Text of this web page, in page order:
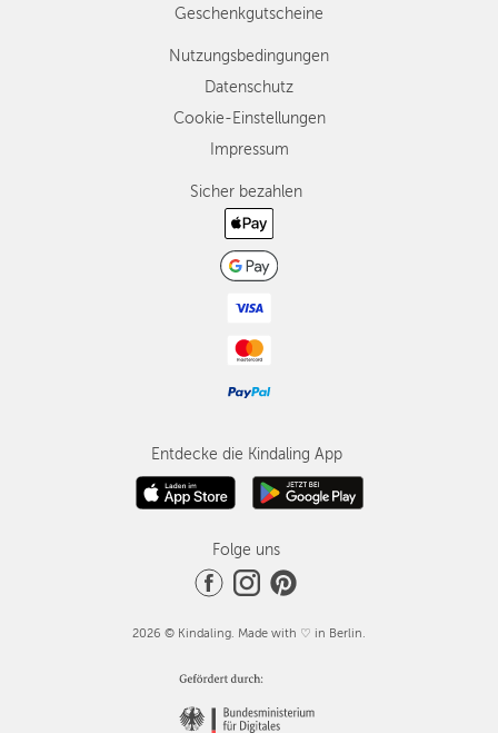
Geschenkgutscheine
Nutzungsbedingungen
Datenschutz
Cookie-Einstellungen
Impressum
Sicher bezahlen
Entdecke die Kindaling App
Folge uns
2026 © Kindaling. Made with ♡ in Berlin.